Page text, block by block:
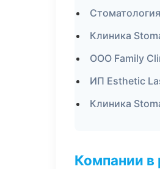
Клиника
ООО Family
ИП Esthetic
Клиника
Компании